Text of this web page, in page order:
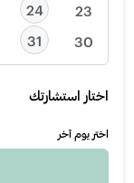
23
24
30
31
اختار استشارتك
اختر يوم آخر